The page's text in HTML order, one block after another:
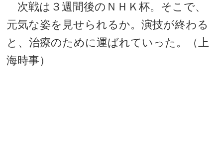
次戦は３週間後のＮＨＫ杯。そこで、
元気な姿を見せられるか。演技が終わる
と、治療のために運ばれていった。（上
海時事）